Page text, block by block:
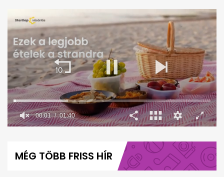
minute,
00:02 01:40
MÉG TÖBB FRISS HÍR